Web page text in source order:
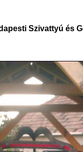
Szivattyú és